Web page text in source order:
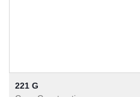
221 G